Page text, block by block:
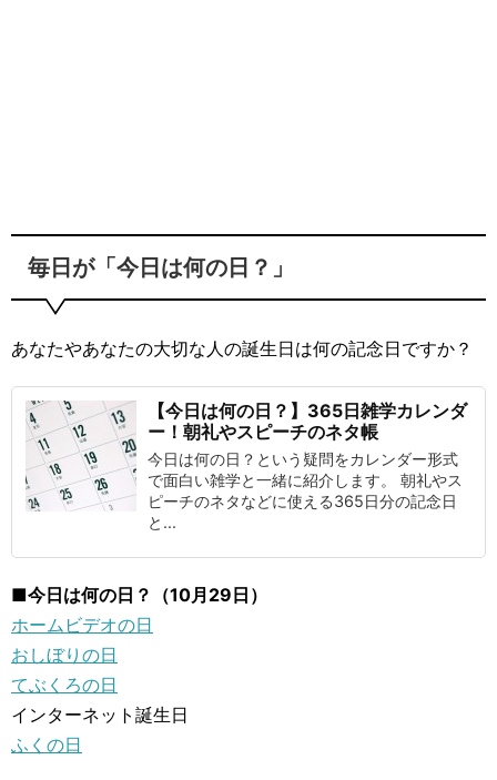
毎日が「今日は何の日？」
あなたやあなたの大切な人の誕生日は何の記念日ですか？
【今日は何の日？】365日雑学カレンダ
ー！朝礼やスピーチのネタ帳
今日は何の日？という疑問をカレンダー形式
で面白い雑学と一緒に紹介します。 朝礼やス
ピーチのネタなどに使える365日分の記念日
と...
■今日は何の日？（10月29日）
ホームビデオの日
おしぼりの日
てぶくろの日
インターネット誕生日
ふくの日